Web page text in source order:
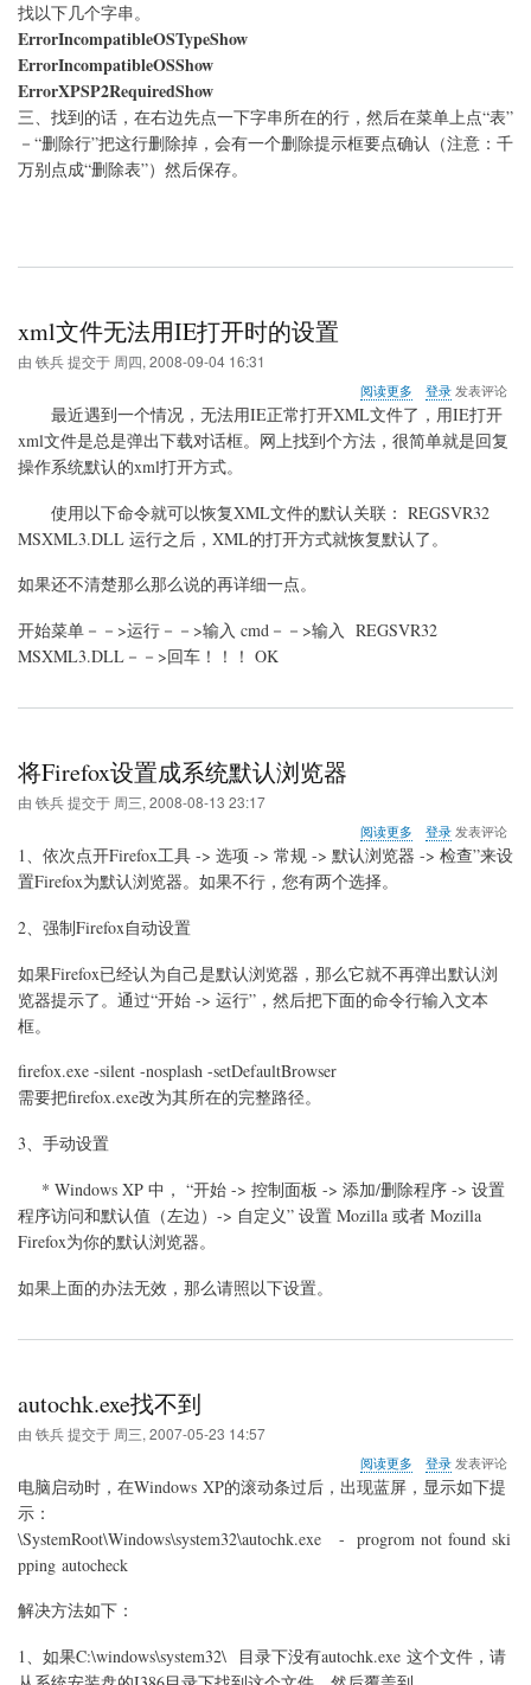
找以下几个字串。
ErrorIncompatibleOSTypeShow
ErrorIncompatibleOSShow
ErrorXPSP2RequiredShow
三、找到的话，在右边先点一下字串所在的行，然后在菜单上点“表”
－“删除行”把这行删除掉，会有一个删除提示框要点确认（注意：千
万别点成“删除表”）然后保存。
xml文件无法用IE打开时的设置
由 铁兵提交于 周四, 2008-09-04 16:31
阅读更多
于
xml
文
法
用
IE
的
登录发表评论
最近遇到一个情况，无法用IE正常打开XML文件了，用IE打开
xml文件是总是弹出下载对话框。网上找到个方法，很简单就是回复
操作系统默认的xml打开方式。
使用以下命令就可以恢复XML文件的默认关联： REGSVR32
MSXML3.DLL 运行之后，XML的打开方式就恢复默认了。
如果还不清楚那么那么说的再详细一点。
开始菜单－－>运行－－>输入 cmd－－>输入 REGSVR32
MSXML3.DLL－－>回车！！！ OK
将Firefox设置成系统默认浏览器
由 铁兵提交于 周三, 2008-08-13 23:17
阅读更多
于
将
系
统
默
登录发表评论
1、依次点开Firefox工具 -> 选项 -> 常规 -> 默认浏览器 -> 检查”来设
置Firefox为默认浏览器。如果不行，您有两个选择。
2、强制Firefox自动设置
如果Firefox已经认为自己是默认浏览器，那么它就不再弹出默认浏
览器提示了。通过“开始 -> 运行”，然后把下面的命令行输入文本
框。
firefox.exe -silent -nosplash -setDefaultBrowser
需要把firefox.exe改为其所在的完整路径。
3、手动设置
* Windows XP 中， “开始 -> 控制面板 -> 添加/删除程序 -> 设置
程序访问和默认值（左边）-> 自定义” 设置 Mozilla 或者 Mozilla
Firefox为你的默认浏览器。
如果上面的办法无效，那么请照以下设置。
autochk.exe找不到
由 铁兵提交于 周三, 2007-05-23 14:57
阅读更多
autochk.exe
不
登录发表评论
电脑启动时，在Windows XP的滚动条过后，出现蓝屏，显示如下提
示：
\SystemRoot\Windows\system32\autochk.exe - progrom not found ski
pping autocheck
解决方法如下：
1、如果C:\windows\system32\ 目录下没有autochk.exe 这个文件，请